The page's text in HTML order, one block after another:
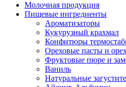
Молочная продукция
Пищевые ингредиенты
Ароматизаторы
Кукурузный крахмал
Конфитюры
Ореховые пасты и
Фруктовые пюре и
Ваниль
Натуральные